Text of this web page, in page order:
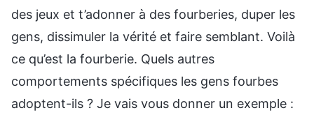
des jeux et t’adonner à des fourberies, duper les
gens, dissimuler la vérité et faire semblant. Voilà
ce qu’est la fourberie. Quels autres
comportements spécifiques les gens fourbes
adoptent-ils ? Je vais vous donner un exemple :